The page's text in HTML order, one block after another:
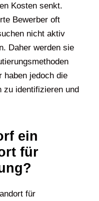
Kosten senkt.
Bewerber oft
nicht aktiv
Daher werden sie
haben jedoch die
zu identifizieren und
ein
für
für